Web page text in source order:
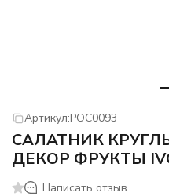
Артикул:РОС0093
САЛАТНИК
ДЕКОР ФРУКТЫ
Написать отзыв